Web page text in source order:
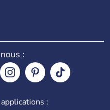
:
: